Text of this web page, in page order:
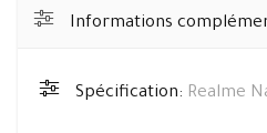
Informations
Spécification: Realme